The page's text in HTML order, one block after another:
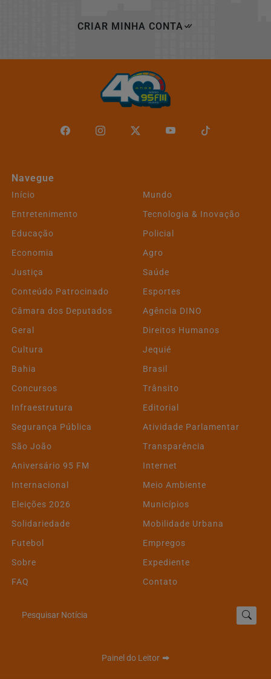
CRIAR MINHA CONTA
Navegue
Início
Mundo
Entretenimento
Tecnologia & Inovação
Educação
Policial
Economia
Agro
Justiça
Saúde
Conteúdo Patrocinado
Esportes
Câmara dos Deputados
Agência DINO
Geral
Direitos Humanos
Cultura
Jequié
Bahia
Brasil
Concursos
Trânsito
Infraestrutura
Editorial
Segurança Pública
Atividade Parlamentar
São João
Transparência
Aniversário 95 FM
Internet
Internacional
Meio Ambiente
Eleições 2026
Municípios
Solidariedade
Mobilidade Urbana
Futebol
Empregos
Sobre
Expediente
FAQ
Contato
Pesquisar Notícia
Painel do Leitor